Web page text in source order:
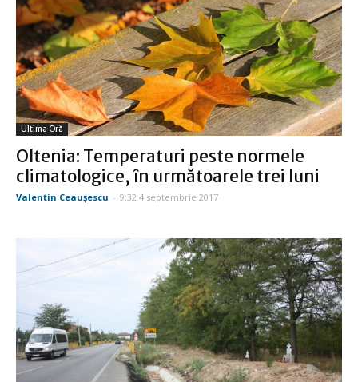
Ultima Oră
Oltenia: Temperaturi peste normele
climatologice, în următoarele trei luni
Valentin Ceauşescu - 9:32 4 septembrie 2017